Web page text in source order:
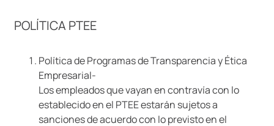
POLÍTICA PTEE
Política de Programas de Transparencia y Ética
Empresarial-
Los empleados que vayan en contravía con lo
establecido en el PTEE estarán sujetos a
sanciones de acuerdo con lo previsto en el